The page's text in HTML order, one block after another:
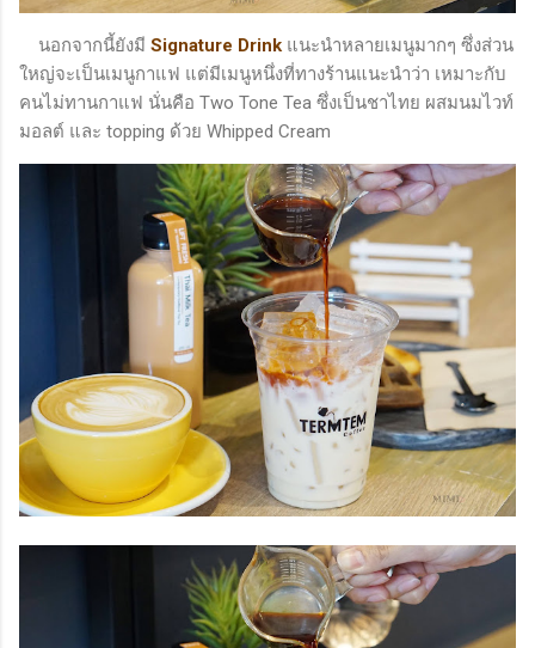
นอกจากนี้ยังมี Signature Drink แนะนำหลายเมนูมากๆ ซึ่งส่วน
ใหญ่จะเป็นเมนูกาแฟ แต่มีเมนูหนึ่งที่ทางร้านแนะนำว่า เหมาะกับ
คนไม่ทานกาแฟ นั่นคือ Two Tone Tea ซึ่งเป็นชาไทย ผสมนมไวท์
มอลต์ และ topping ด้วย Whipped Cream